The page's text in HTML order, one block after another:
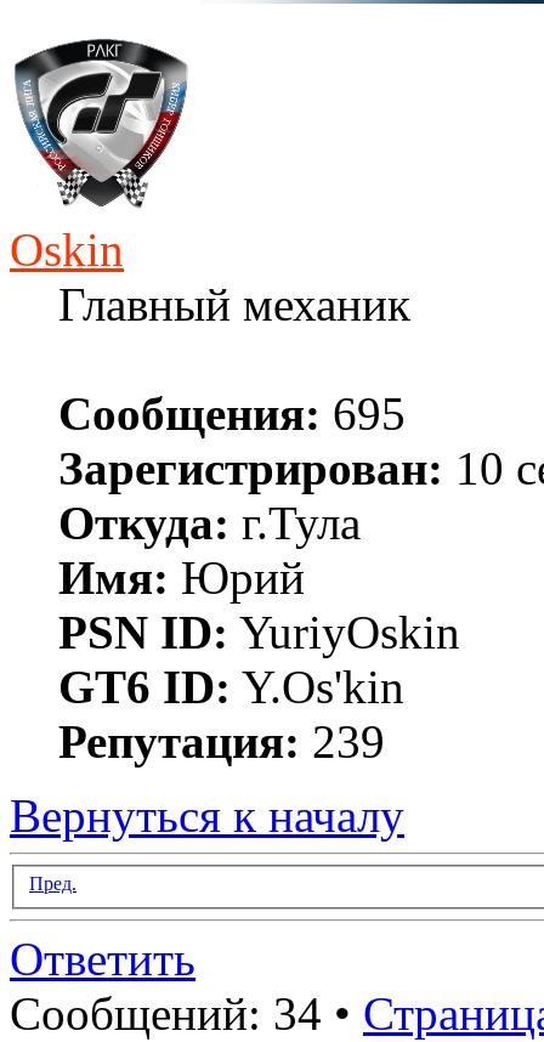
Oskin
Главный механик
Сообщения: 695
Зарегистрирован: 10
Откуда: г.Тула
Имя: Юрий
PSN ID: YuriyOskin
GT6 ID: Y.Os'kin
Репутация: 239
Вернуться к началу
Пред.
Ответить
Сообщений: 34 •